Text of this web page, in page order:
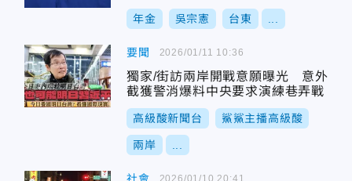
年金 吳宗憲 台東
要聞
獨家/街訪兩岸開戰意願曝光 意外
截獲警消爆料中央要求演練巷弄戰
高級酸新聞台 鯊鯊主播高級酸
兩岸
2026/01/11 10:36
2026/01/10 20:41